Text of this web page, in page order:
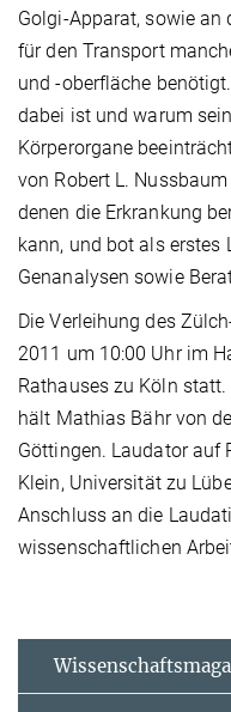
Golgi-Apparat, sowie an
für den Transport
und -oberfläche
dabei ist und warum
Körperorgane
von Robert L.
denen die Erkrankung
kann, und bot als erstes
Genanalysen sowie
Die Verleihung des
2011 um 10:00 Uhr im
Rathauses zu Köln
hält Mathias Bähr von
Göttingen. Laudator auf
Klein, Universität zu
Anschluss an die
wissenschaftlichen